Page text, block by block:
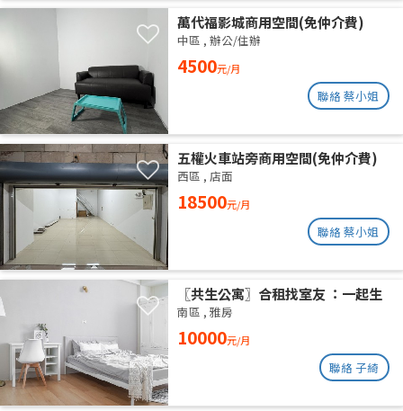
萬代福影城商用空間(免仲介費)
中區 , 辦公/住辦
4500元/月
聯絡 蔡小姐
五權火車站旁商用空間(免仲介費)
西區 , 店面
18500元/月
聯絡 蔡小姐
〖共生公寓〗合租找室友 ：一起生
活在良善的居家環境
南區 , 雅房
10000元/月
聯絡 子綺